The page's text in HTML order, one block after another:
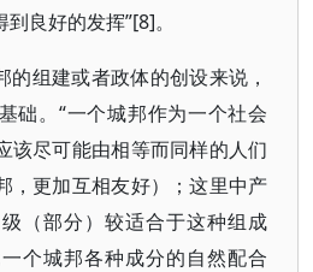
良好的发挥”[8]。
的组建或者政体的创设来说，
础。“一个城邦作为一个社会
该尽可能由相等而同样的人们
，更加互相友好）；这里中产
（部分）较适合于这种组成
个城邦各种成分的自然配合